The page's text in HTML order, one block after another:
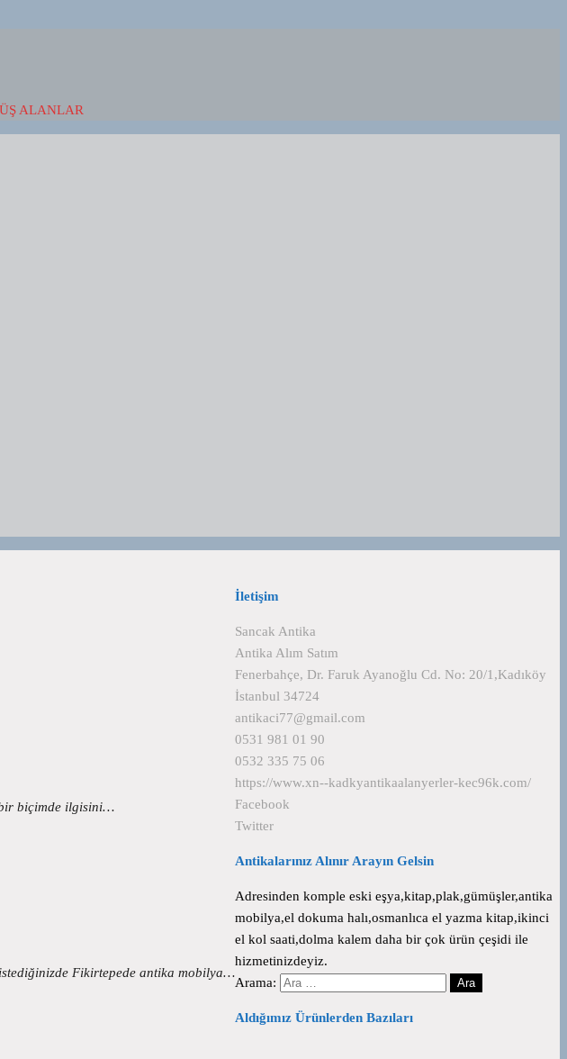
ALANLAR
biçimde ilgisini…
Fikirtepede antika mobilya…
İletişim
Sancak Antika
Antika Alım Satım
Fenerbahçe, Dr. Faruk Ayanoğlu Cd. No: 20/1,Kadıköy
İstanbul 34724
antikaci77@gmail.com
0531 981 01 90
0532 335 75 06
https://www.xn--kadkyantikaalanyerler-kec96k.com/
Facebook
Twitter
Antikalarınız Alınır Arayın Gelsin
Adresinden komple eski eşya,kitap,plak,gümüşler,antika
mobilya,el dokuma halı,osmanlıca el yazma kitap,ikinci
el kol saati,dolma kalem daha bir çok ürün çeşidi ile
hizmetinizdeyiz.
Arama:
Aldığımız Ürünlerden Bazıları